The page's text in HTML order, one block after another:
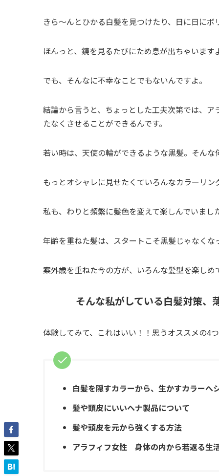
きら〜んとひかる白髪を見つけたり、日に日に
ほんっと、鏡を見るたびにため息が出ちゃいます
でも、そんなに不幸なことでもないんですよ。
結論から言うと、ちょっとした工夫次第では、
たなくさせることができるんです。
若い時は、天使の輪ができるような黒髪。そん
もっとオシャレに見せたくていろんなカラーリン
私も、わりと頻繁に髪色を変えて楽しんでいまし
年齢を重ねた髪は、スタートこそ黒髪じゃなく
案外歳を重ねた今の方が、いろんな髪型を楽し
そんな私がしている白髪対策、
体験してみて、これはいい！！思うオススメの4
白髪を隠すカラーから、生かすカラーへ
髪や頭皮にいいヘナ製品について
髪や頭皮を元から強くする方法
アラフィフ女性
身体の内から若返る生